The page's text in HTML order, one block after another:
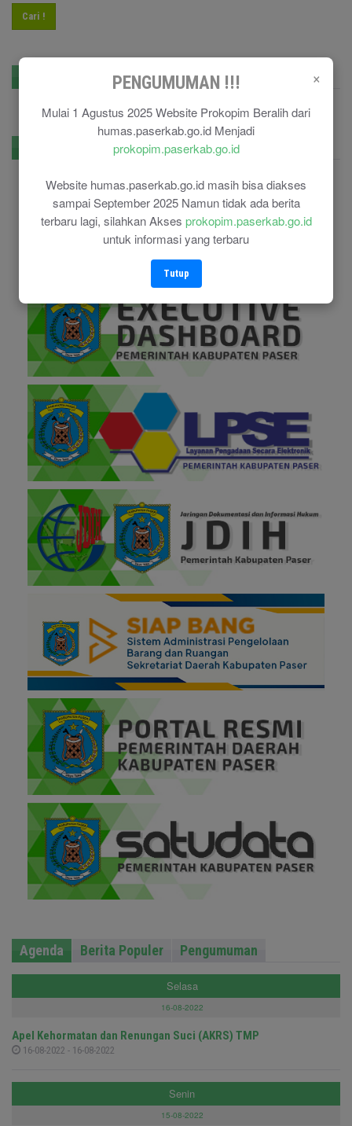
×
PENGUMUMAN !!!
Mulai 1 Agustus 2025 Website Prokopim Beralih dari
humas.paserkab.go.id Menjadi
prokopim.paserkab.go.id
Website humas.paserkab.go.id masih bisa diakses
sampai September 2025 Namun tidak ada berita
terbaru lagi, silahkan Akses prokopim.paserkab.go.id
untuk informasi yang terbaru
Tutup
Cari !
Agenda Berita Populer Pengumuman
Selasa
16-08-2022
Apel Kehormatan dan Renungan Suci (AKRS) TMP
16-08-2022 - 16-08-2022
Senin
15-08-2022